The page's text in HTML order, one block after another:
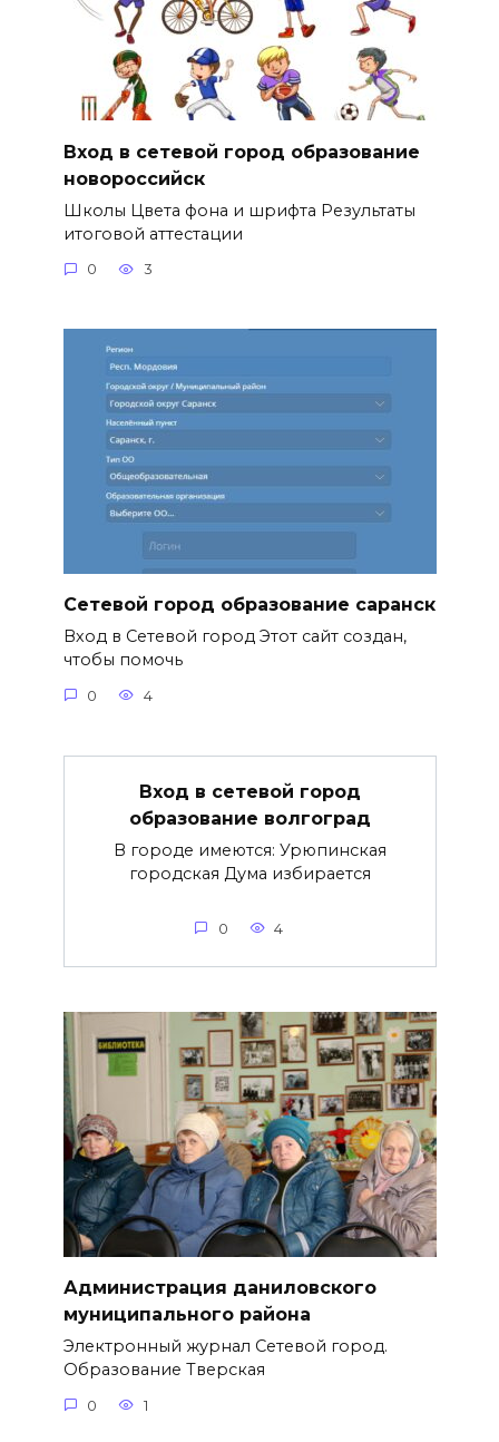
Вход в сетевой город образование
новороссийск
Школы Цвета фона и шрифта Результаты
итоговой аттестации
0 3
Сетевой город образование саранск
Вход в Сетевой город Этот сайт создан,
чтобы помочь
0 4
Вход в сетевой город
образование волгоград
В городе имеются: Урюпинская
городская Дума избирается
0 4
Администрация даниловского
муниципального района
Электронный журнал Сетевой город.
Образование Тверская
0 1